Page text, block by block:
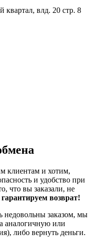
квартал, влд. 20 стр. 8
клиентам и хотим,
и удобство при
что вы заказали, не
возврат!
недовольны заказом, мы
аналогичную или
либо вернуть деньги.